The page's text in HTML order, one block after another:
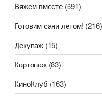
Вяжем вместе (691)
Готовим сани летом! (216)
Декупаж (15)
Картонаж (83)
КиноКлуб (163)